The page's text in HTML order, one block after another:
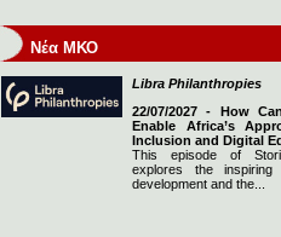
Νέα ΜΚΟ
Libra Philanthropies
22/07/2027 - How
Enable Africa’s
Inclusion and Digital
This episode of
explores the
development and the...